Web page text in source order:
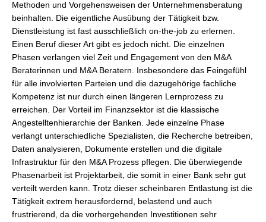
Methoden und Vorgehensweisen der Unternehmensberatung
beinhalten. Die eigentliche Ausübung der Tätigkeit bzw.
Dienstleistung ist fast ausschließlich on-the-job zu erlernen.
Einen Beruf dieser Art gibt es jedoch nicht. Die einzelnen
Phasen verlangen viel Zeit und Engagement von den M&A
Beraterinnen und M&A Beratern. Insbesondere das Feingefühl
für alle involvierten Parteien und die dazugehörige fachliche
Kompetenz ist nur durch einen längeren Lernprozess zu
erreichen. Der Vorteil im Finanzsektor ist die klassische
Angestelltenhierarchie der Banken. Jede einzelne Phase
verlangt unterschiedliche Spezialisten, die Recherche betreiben,
Daten analysieren, Dokumente erstellen und die digitale
Infrastruktur für den M&A Prozess pflegen. Die überwiegende
Phasenarbeit ist Projektarbeit, die somit in einer Bank sehr gut
verteilt werden kann. Trotz dieser scheinbaren Entlastung ist die
Tätigkeit extrem herausfordernd, belastend und auch
frustrierend, da die vorhergehenden Investitionen sehr